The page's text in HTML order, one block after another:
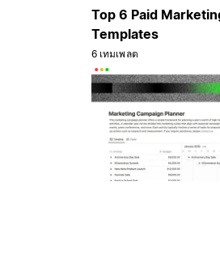
Top 6 Paid
Templates
6 เทมเพลต